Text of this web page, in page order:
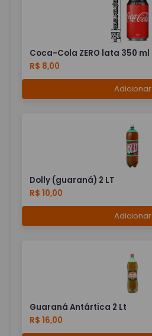
Coca-Cola ZERO lata 350 ml
R$ 8,00
Adicionar
Dolly (guaraná) 2 LT
R$ 10,00
Adicionar
Guaraná Antártica 2 Lt
R$ 16,00